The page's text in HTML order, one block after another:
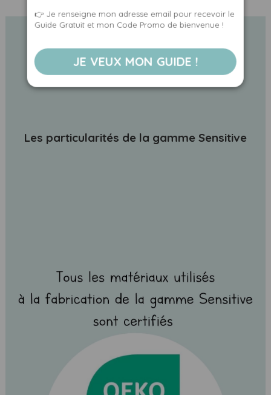
Les particularités de la gamme Sensitive
👉 Je renseigne mon adresse email pour recevoir le
Guide Gratuit et mon Code Promo de bienvenue !
JE VEUX MON GUIDE !